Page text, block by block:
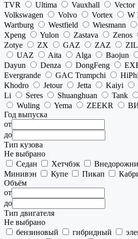
TVR
Ultima Vauxhall Vector
Volkswagen
Volvo Vortex W
Wartburg
Westfield Wiesmann
Xpeng
Yulon Zastava Zenos
Zotye
ZX GAZ ZAZ ZIL
UAZ
Aita Alga Baojun
Dayun
Denza DongFeng
Evergrande
GAC Trumpchi HiPhi
Khodro
Jetour Jetta Kaiyi
Li
Seres Shuanghuan Tank
Wuling
Yema ZEEKR
Год выпуска
от
до
Тип кузова
Не выбрано
Седан
Хетчбэк
Минивэн
Купе Пикап
Объём
от
до
Тип двигателя
Не выбрано
бензиновый
гибридный